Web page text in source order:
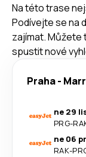
Na této trase
Podívejte se na
zajímat. Můžete
spustit nové
Praha-
ne 29
PRG-
ne 06
RAK-